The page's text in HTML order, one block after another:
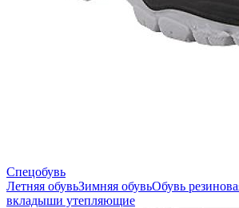
Спецобувь
Летняя обувьЗимняя обувьОбувь
вкладыши утепляющие